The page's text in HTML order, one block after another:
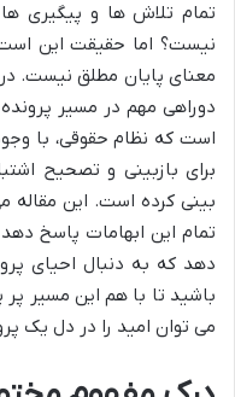
تمام تلاش ها و پیگیری
نیست؟ اما حقیقت این
معنای پایان مطلق نیست. در
دوراهی مهم در مسیر
است که نظام حقوقی، با
برای بازبینی و تصحیح
بینی کرده است. این مقاله
تمام این ابهامات پاسخ
دهد که به دنبال احیای
باشید تا با هم این مسیر
می توان امید را در دل یک